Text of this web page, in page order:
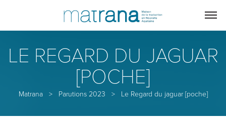
LE REGARD DU JAGUAR
[POCHE]
Matrana> Parutions 2023 > Le Regard du jaguar [poche]